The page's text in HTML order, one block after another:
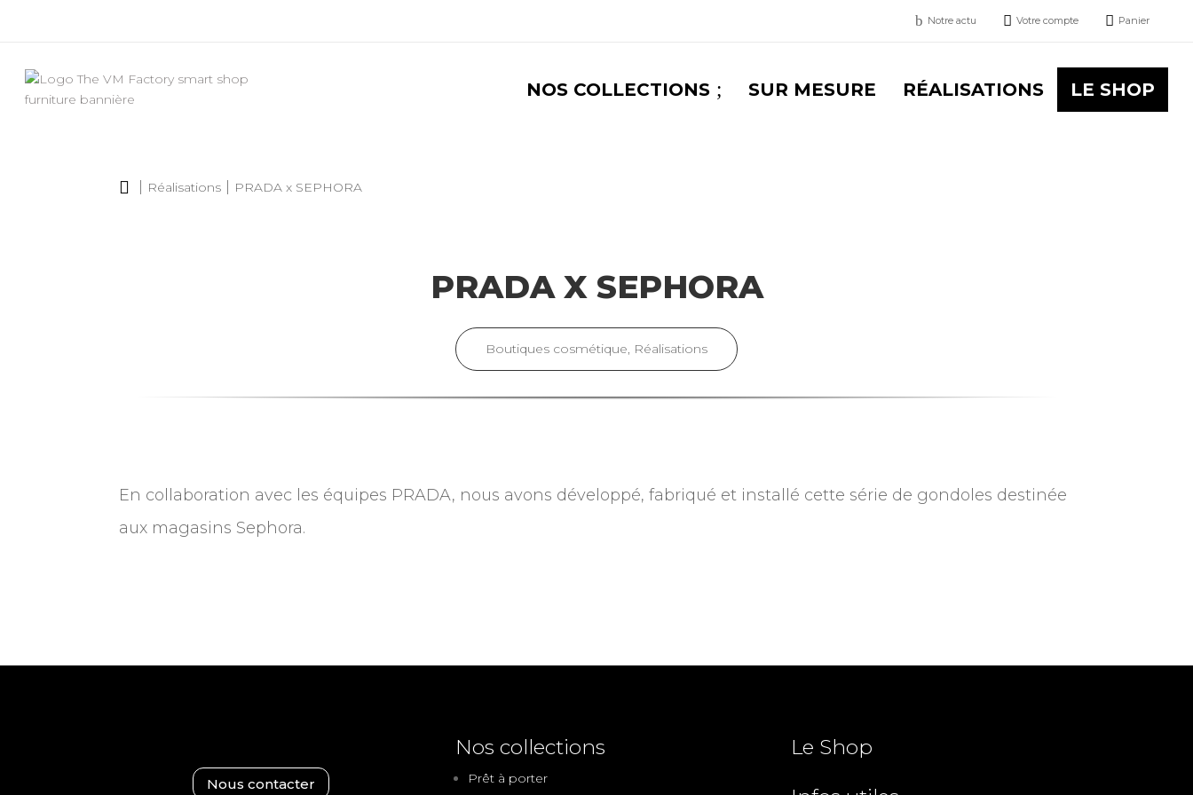
b Notre actu  Votre compte  Panier
;
NOS COLLECTIONS SUR MESURE RÉALISATIONS LE SHOP
 Réalisations PRADA x SEPHORA
PRADA X SEPHORA
Boutiques cosmétique, Réalisations
En collaboration avec les équipes PRADA, nous avons développé, fabriqué et installé cette série de gondoles destinée
aux magasins Sephora.
Nous contacter
Nos collections
Prêt à porter
Le Shop